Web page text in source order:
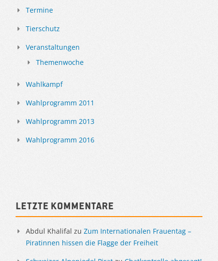
Termine
Tierschutz
Veranstaltungen
Themenwoche
Wahlkampf
Wahlprogramm 2011
Wahlprogramm 2013
Wahlprogramm 2016
Letzte Kommentare
Abdul Khalifal zu Zum Internationalen Frauentag –
Piratinnen hissen die Flagge der Freiheit